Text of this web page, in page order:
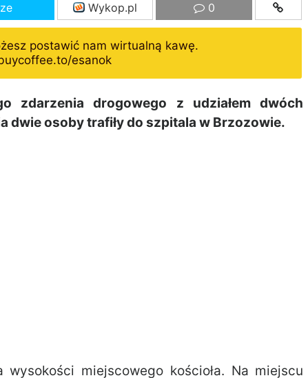
Wykop.pl 0
postawić nam wirtualną kawę.
esanok
zdarzenia drogowego z udziałem dwóch
osoby trafiły do szpitala w Brzozowie.
miejscowego kościoła. Na miejscu